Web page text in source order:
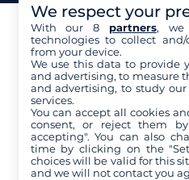
We respect your
With our 8 partners, we
technologies to collect
from your device.
We use this data to provide
and advertising, to measure
and advertising, to study
services.
You can accept all cookies
consent, or reject them
accepting". You can also
time by clicking on the
choices will be valid for this
and we will not contact you